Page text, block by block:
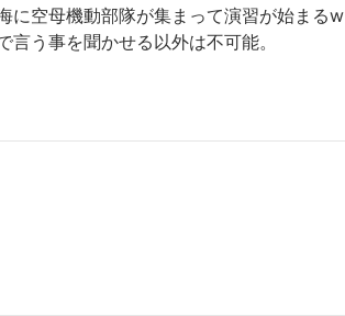
に空母機動部隊が集まって演習が始まるw
う事を聞かせる以外は不可能。